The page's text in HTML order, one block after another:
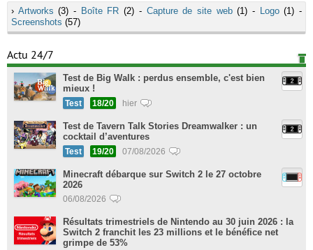
› Artworks (3) - Boîte FR (2) - Capture de site web(1) - Logo(1) -
Screenshots (57)
Actu 24/7
Test de Big Walk : perdus ensemble, c'est bien
mieux !
Test 18/20 hier
Test de Tavern Talk Stories Dreamwalker : un
cocktail d’aventures
Test 19/20 07/08/2026
Minecraft débarque sur Switch 2 le 27 octobre
2026
06/08/2026
Résultats trimestriels de Nintendo au 30 juin 2026 : la
Switch 2 franchit les 23 millions et le bénéfice net
grimpe de 53%